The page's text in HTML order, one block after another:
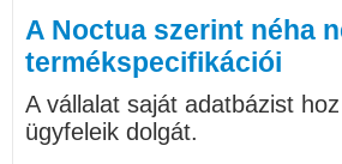
A Noctua szerint néha
termékspecifikációi
A vállalat saját adatbázist
ügyfeleik dolgát.